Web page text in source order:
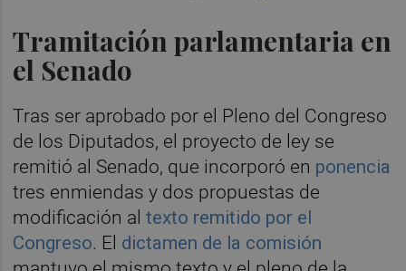
Tramitación parlamentaria en
el Senado
Tras ser aprobado por el Pleno del Congreso
de los Diputados, el proyecto de ley se
remitió al Senado, que incorporó en ponencia
tres enmiendas y dos propuestas de
modificación altexto remitido por el
Congreso. El dictamen de la comisión